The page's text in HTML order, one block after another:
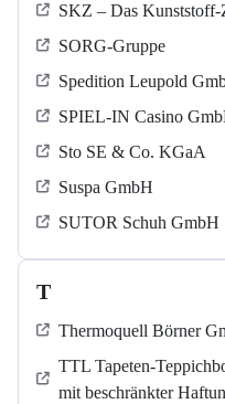
SKZ – Das Kunststoff-
SORG-Gruppe
Spedition Leupold
SPIEL-IN Casino
Sto SE & Co. KGaA
Suspa GmbH
SUTOR Schuh GmbH
T
Thermoquell Börner
TTL Tapeten-
mit beschränkter